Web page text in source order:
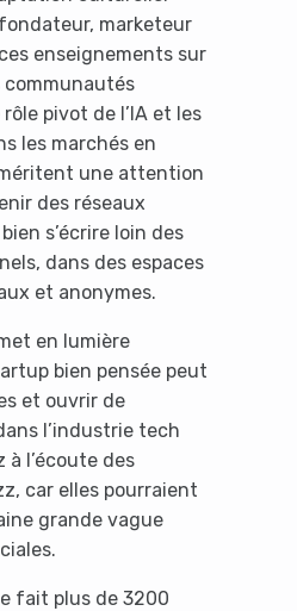
marketeur
enseignements sur
communautés
pivot de l’IA et les
les marchés en
une attention
des réseaux
s’écrire loin des
dans des espaces
et anonymes.
en lumière
bien pensée peut
et ouvrir de
l’industrie tech
à l’écoute des
car elles pourraient
grande vague
fait plus de 3200